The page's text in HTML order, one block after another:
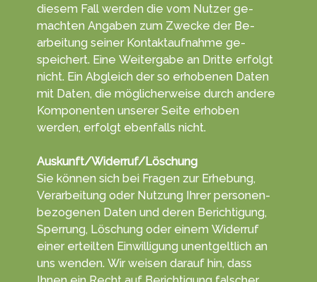
die­sem Fall werden die vom Nut­zer ge­
machten An­gab­en zum Zwecke der Be­
arbei­tung seiner Kontakt­aufnahme ge­
speichert. Eine Weiter­gabe an Dritte erfolgt
nicht. Ein Ab­gleich der so erho­benen Da­ten
mit Da­ten, die mög­licher­weise durch andere
Kompo­nenten unserer Sei­te erhoben
werden, er­folgt eben­falls nicht.
Auskunft/Widerruf/Löschung
Sie können sich bei Fra­gen zur Er­heb­ung,
Ver­arbei­tung oder Nut­zung Ihrer personen­
bezoge­nen Da­ten und deren Berich­tigung,
Sper­rung, Lö­schung oder einem Wider­ruf
einer erteil­ten Ein­willigung unent­gelt­lich an
uns wen­den. Wir wei­sen darauf hin, dass